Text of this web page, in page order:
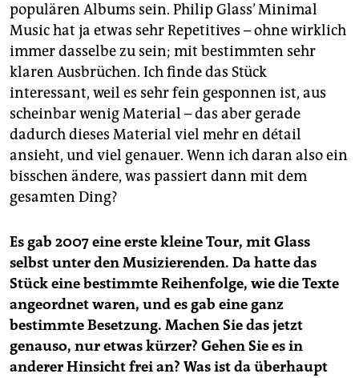
populären Albums sein. Philip Glass’ Minimal
Music hat ja etwas sehr Repetitives – ohne wirklich
immer dasselbe zu sein; mit bestimmten sehr
klaren Ausbrüchen. Ich finde das Stück
interessant, weil es sehr fein gesponnen ist, aus
scheinbar wenig Material – das aber gerade
dadurch dieses Material viel mehr en détail
ansieht, und viel genauer. Wenn ich daran also ein
bisschen ändere, was passiert dann mit dem
gesamten Ding?
Es gab 2007 eine erste kleine Tour, mit Glass
selbst unter den Musizierenden. Da hatte das
Stück eine bestimmte Reihenfolge, wie die Texte
angeordnet waren, und es gab eine ganz
bestimmte Besetzung. Machen Sie das jetzt
genauso, nur etwas kürzer? Gehen Sie es in
anderer Hinsicht frei an? Was ist da überhaupt